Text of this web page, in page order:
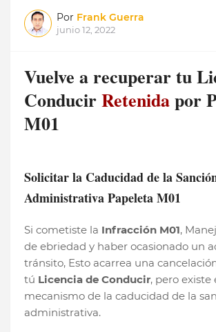
Por Frank Guerra
junio 12, 2022
Vuelve a recuperar tu
ConducirRetenidapor
M01
Solicitar la Caducidad de la
Administrativa Papeleta M01
Si cometiste la Infracción M01,
de ebriedad y haber ocasionado un
tránsito, Esto acarrea una
tú Licencia de Conducir, pero existe
mecanismo de la caducidad de la
administrativa.